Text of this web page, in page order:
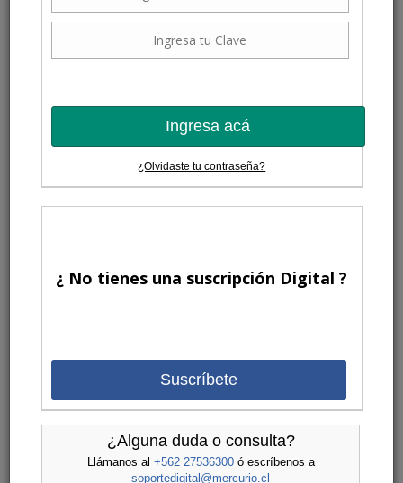
Ingresa acá
¿Olvidaste tu contraseña?
¿ No tienes una suscripción Digital ?
Suscríbete
¿Alguna duda o consulta?
Llámanos al +562 27536300ó escríbenos a
soportedigital@mercurio.cl